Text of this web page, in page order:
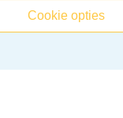
cookie opties